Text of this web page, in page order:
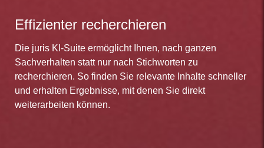
Effizienter recherchieren
Die juris KI-Suite ermöglicht Ihnen, nach ganzen
Sachverhalten statt nur nach Stichworten zu
recherchieren. So finden Sie relevante Inhalte schneller
und erhalten Ergebnisse, mit denen Sie direkt
weiterarbeiten können.